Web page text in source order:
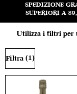
SPEDIZIONE
SUPERIORI A
Utilizza i filtri per
Filtra (1)